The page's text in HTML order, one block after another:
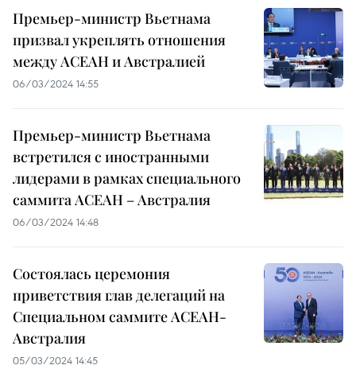
Премьер-министр Вьетнама
призвал укреплять отношения
между АСЕАН и Австралией
06/03/2024 14:55
Премьер-министр Вьетнама
встретился с иностранными
лидерами в рамках специального
саммита АСЕАН – Австралия
06/03/2024 14:48
Состоялась церемония
приветствия глав делегаций на
Специальном саммите АСЕАН-
Австралия
05/03/2024 14:45